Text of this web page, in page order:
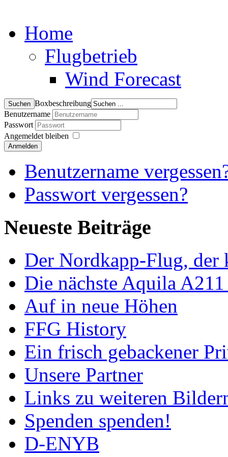
Home
Flugbetrieb
Wind Forecast
Boxbeschreibung
Benutzername
Passwort
Angemeldet bleiben
Anmelden
Benutzername
Passwort vergessen?
Neueste Beiträge
Der Nordkapp-Flug, der
Die nächste Aquila
Auf in neue Höhen
FFG History
Ein frisch gebackener
Unsere Partner
Links zu weiteren
Spenden spenden!
D-ENYB